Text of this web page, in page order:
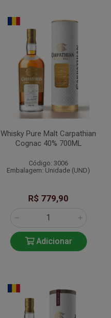
Whisky Pure Malt Carpathian
Cognac 40% 700ML
Código: 3006
Embalagem: Unidade (UND)
R$ 779,90
Adicionar